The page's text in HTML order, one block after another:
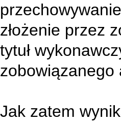
złożenie przez
tytuł
zobowiązanego
Jak zatem